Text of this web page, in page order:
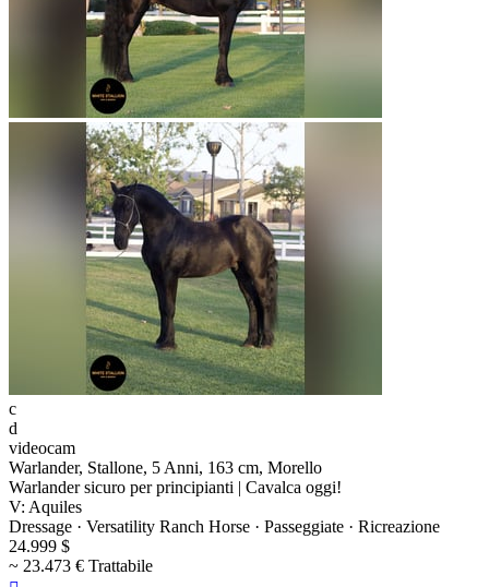
c
d
videocam
Warlander, Stallone, 5 Anni, 163 cm, Morello
Warlander sicuro per principianti | Cavalca oggi!
V: Aquiles
Dressage · Versatility Ranch Horse · Passeggiate · Ricreazione
24.999 $
~ 23.473 € Trattabile